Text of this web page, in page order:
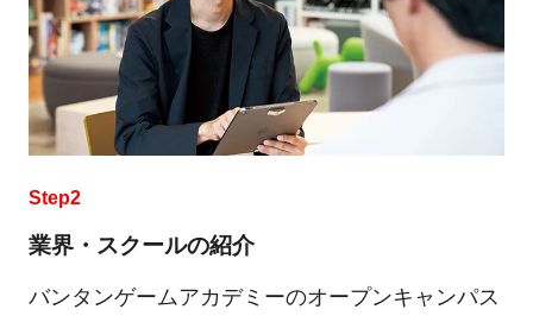
Step2
業界・スクールの紹介
バンタンゲームアカデミーのオープンキャンパス